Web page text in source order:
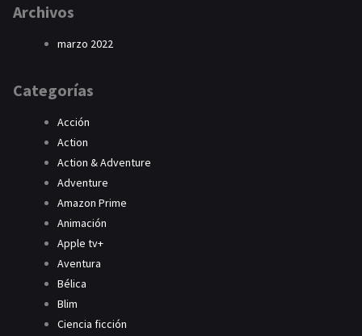
Archivos
marzo 2022
Categorías
Acción
Action
Action & Adventure
Adventure
Amazon Prime
Animación
Apple tv+
Aventura
Bélica
Blim
Ciencia ficción